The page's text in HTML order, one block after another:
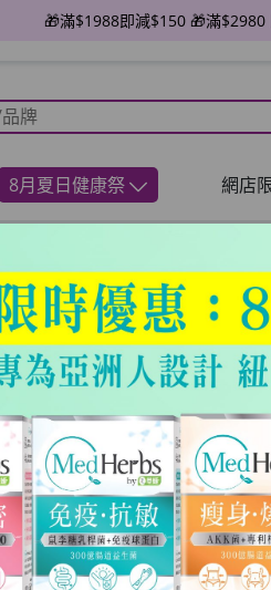
🎁滿$1988即減$150 🎁滿$2980
8月夏日健康祭 網店